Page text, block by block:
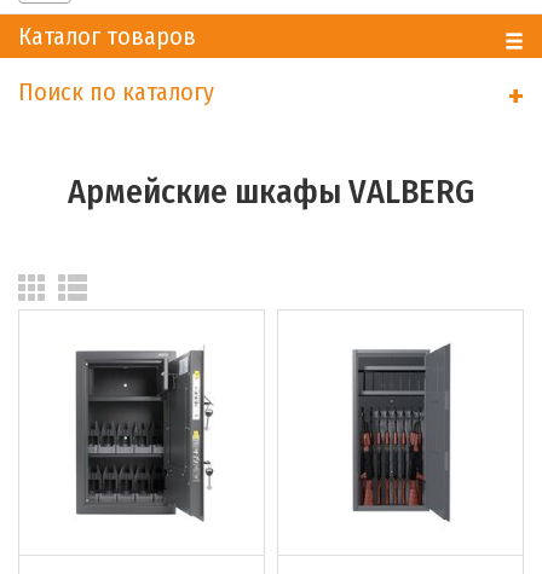
navigation
Каталог товаров
Поиск по каталогу
+
Армейские шкафы VALBERG